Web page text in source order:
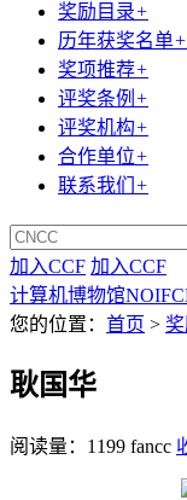
奖励目录+
历年获奖名单+
奖项推荐+
评奖条例 +
评奖机构+
合作单位+
联系我们 +
加入CCF 加入CCF
计算机博物馆NOI
您的位置： 首页 >
耿国华
阅读量： 1199 fancc